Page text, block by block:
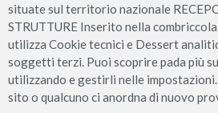
situate sul territorio nazionale
STRUTTURE Inserito nella
utilizza Cookie tecnici e Dessert
soggetti terzi. Puoi scoprire pada più
utilizzando e gestirli nelle
sito o qualcuno ci anordna di nuovo